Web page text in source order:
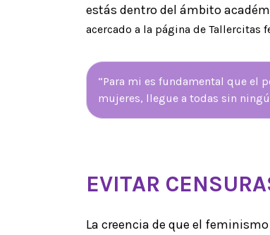
estás dentro del ámbito
acercado a la página de Tallercitas
“Para mi es fundamental que el
mujeres, llegue a todas sin
EVITAR
La creencia de que el